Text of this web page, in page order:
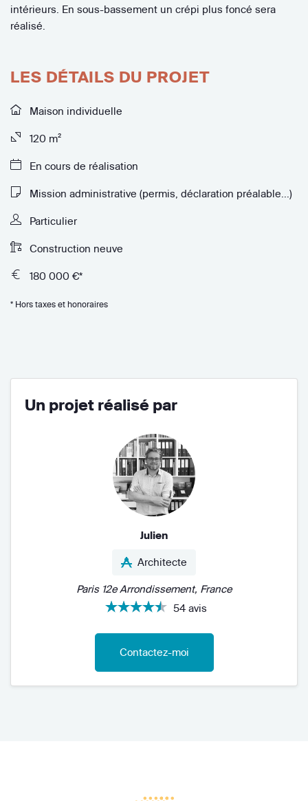
intérieurs. En sous-bassement un crépi plus foncé sera
réalisé.
LES DÉTAILS DU PROJET
Maison individuelle
120 m²
En cours de réalisation
Mission administrative (permis, déclaration préalable...)
Particulier
Construction neuve
180 000 €*
* Hors taxes et honoraires
Un projet réalisé par
Julien
Architecte
Paris 12e Arrondissement, France
54 avis
Contactez-moi